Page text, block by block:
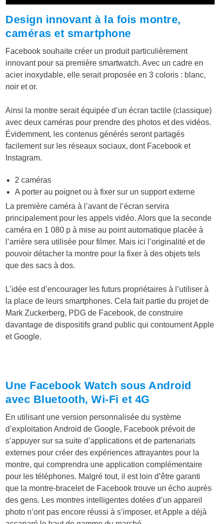
Design innovant à la fois montre,
caméras et smartphone
Facebook souhaite créer un produit particulièrement
innovant pour sa première smartwatch. Avec un cadre en
acier inoxydable, elle serait proposée en 3 coloris : blanc,
noir et or.
Ainsi la montre serait équipée d’un écran tactile (classique)
avec deux caméras pour prendre des photos et des vidéos.
Évidemment, les contenus générés seront partagés
facilement sur les réseaux sociaux, dont Facebook et
Instagram.
2 caméras
A porter au poignet ou à fixer sur un support externe
La première caméra à l’avant de l’écran servira
principalement pour les appels vidéo. Alors que la seconde
caméra en 1 080 p à mise au point automatique placée à
l’arrière sera utilisée pour filmer. Mais ici l’originalité et de
pouvoir détacher la montre pour la fixer à des objets tels
que des sacs à dos.
L’idée est d’encourager les futurs propriétaires à l’utiliser à
la place de leurs smartphones. Cela fait partie du projet de
Mark Zuckerberg, PDG de Facebook, de construire
davantage de dispositifs grand public qui contournent Apple
et Google.
Une Facebook Watch sous Android
avec Bluetooth, Wi-Fi et 4G
En utilisant une version personnalisée du système
d’exploitation Android de Google, Facebook prévoit de
s’appuyer sur sa suite d’applications et de partenariats
externes pour créer des expériences attrayantes pour la
montre, qui comprendra une application complémentaire
pour les téléphones. Malgré tout, il est loin d’être garanti
que la montre-bracelet de Facebook trouve un écho auprès
des gens. Les montres intelligentes dotées d’un appareil
photo n’ont pas encore réussi à s’imposer, et Apple a déjà